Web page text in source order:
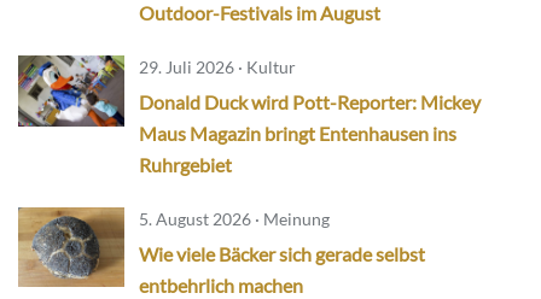
Outdoor-Festivals im August
29. Juli 2026 · Kultur
Donald Duck wird Pott-Reporter: Mickey
Maus Magazin bringt Entenhausen ins
Ruhrgebiet
5. August 2026 · Meinung
Wie viele Bäcker sich gerade selbst
entbehrlich machen